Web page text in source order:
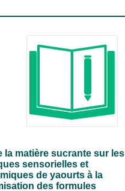
la matière sucrante sur les
sensorielles et
de yaourts à la
des formules